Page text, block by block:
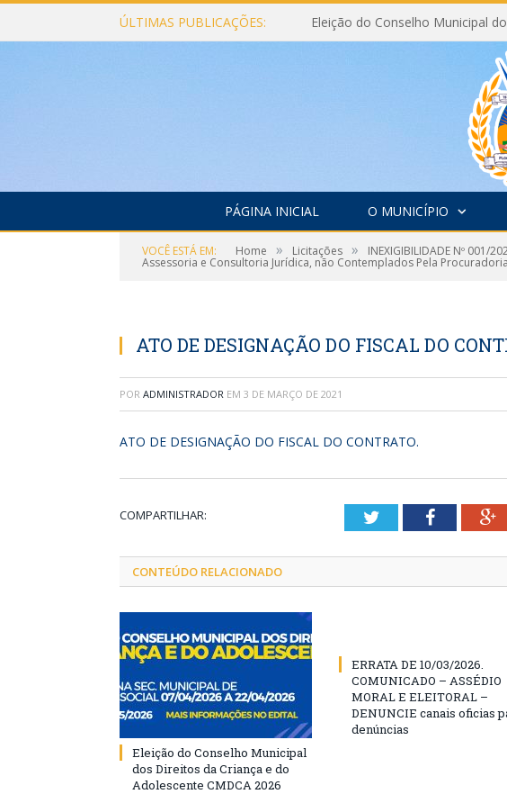
ÚLTIMAS PUBLICAÇÕES:
PÁGINA INICIAL O MUNICÍPIO
VOCÊ ESTÁ EM: Home » Licitações » INEXIGIBILIDADE Nº 001/
Assessoria e Consultoria Jurídica, não Contemplados Pela
ATO DE DESIGNAÇÃO DO FISCAL DO
POR ADMINISTRADOR EM 3 DE MARÇO DE 2021
ATO DE DESIGNAÇÃO DO FISCAL DO CONTRATO.
COMPARTILHAR: TwitterFacebook
CONTEÚDO RELACIONADO
Eleição do Conselho Municipal
dos Direitos da Criança e do
Adolescente CMDCA 2026
ERRATA DE 10/03/2026.
COMUNICADO – ASSÉDIO
MORAL E ELEITORAL –
DENUNCIE canais oficias
denúncias